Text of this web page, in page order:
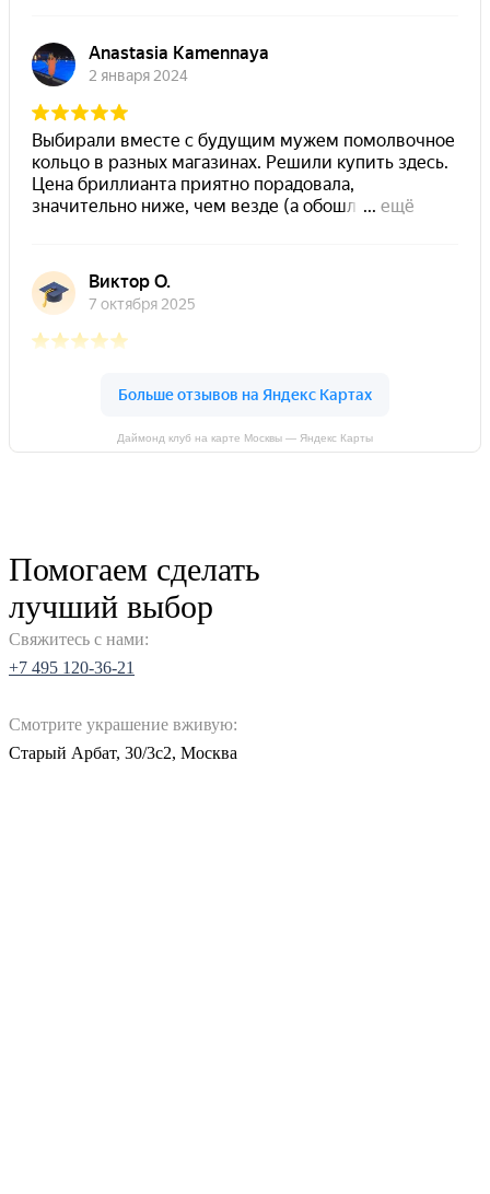
Даймонд клуб на карте Москвы — Яндекс Карты
Помогаем сделать
лучший выбор
Свяжитесь с нами:
+7 495 120-36-21
Смотрите украшение вживую:
Старый Арбат, 30/3с2, Москва